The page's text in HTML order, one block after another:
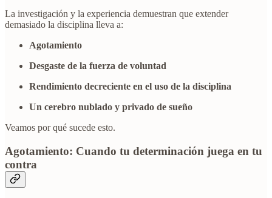
La investigación y la experiencia demuestran que extender
demasiado la disciplina lleva a:
Agotamiento
Desgaste de la fuerza de voluntad
Rendimiento decreciente en el uso de la disciplina
Un cerebro nublado y privado de sueño
Veamos por qué sucede esto.
Agotamiento: Cuando tu determinación juega en tu
contra